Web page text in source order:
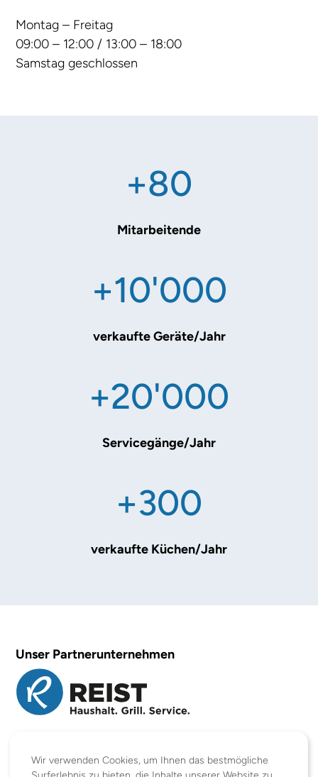
Montag – Freitag
09:00 – 12:00 / 13:00 – 18:00
Samstag geschlossen
+80
Mitarbeitende
+10'000
verkaufte Geräte/Jahr
+20'000
Servicegänge/Jahr
+300
verkaufte Küchen/Jahr
Unser Partnerunternehmen
Wir verwenden Cookies, um Ihnen das bestmögliche